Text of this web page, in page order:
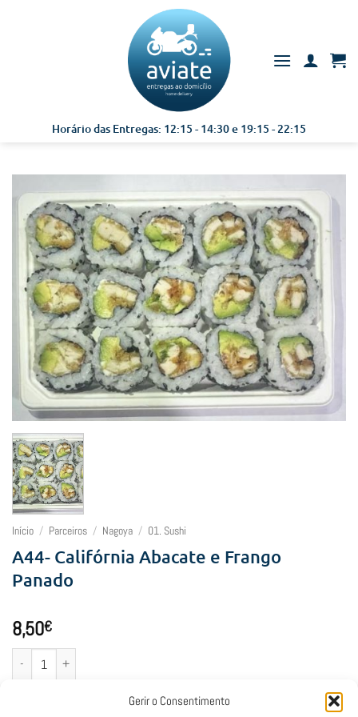
Gerir o Consentimento
Horário das Entregas: 12:15 - 14:30 e 19:15 - 22:15
Início / Parceiros / Nagoya / 01. Sushi
A44- Califórnia Abacate e Frango
Panado
8,50€
Quantidade de A44- Califórnia Abacate e Frango Panado
Adicionar